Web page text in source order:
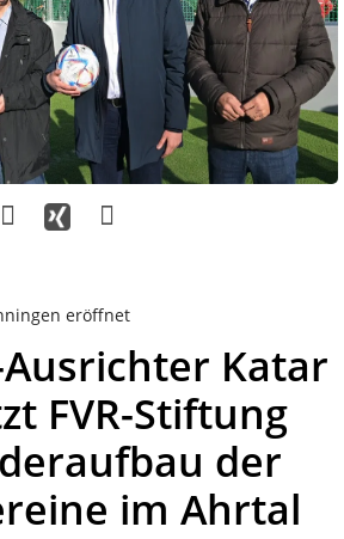
eröffnet
Ausrichter Katar
FVR-Stiftung
der
im Ahrtal